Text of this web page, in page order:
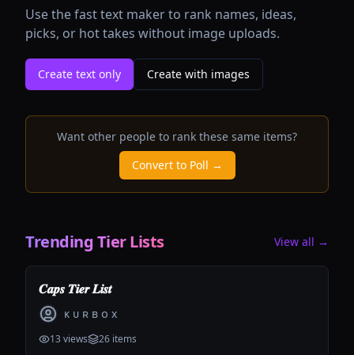
Use the fast text maker to rank names, ideas,
picks, or hot takes without image uploads.
Create text only Create with images
Want other people to rank these same items?
Convert to Poll →
Trending Tier Lists View all →
𝑪𝒂𝒑𝒔 𝑻𝒊𝒆𝒓 𝑳𝒊𝒔𝒕
ᴋ ᴜ ʀ ʙ ᴏ x
13views 26 items